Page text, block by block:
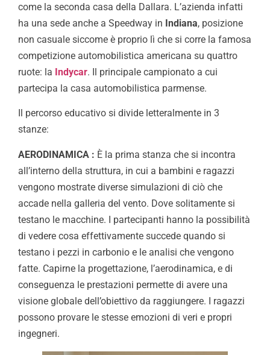
come la seconda casa della Dallara. L’azienda infatti
ha una sede anche a Speedway in Indiana, posizione
non casuale siccome è proprio lì che si corre la famosa
competizione automobilistica americana su quattro
ruote: la Indycar. Il principale campionato a cui
partecipa la casa automobilistica parmense.
Il percorso educativo si divide letteralmente in 3
stanze:
AERODINAMICA : È la prima stanza che si incontra
all’interno della struttura, in cui a bambini e ragazzi
vengono mostrate diverse simulazioni di ciò che
accade nella galleria del vento. Dove solitamente si
testano le macchine. I partecipanti hanno la possibilità
di vedere cosa effettivamente succede quando si
testano i pezzi in carbonio e le analisi che vengono
fatte. Capirne la progettazione, l’aerodinamica, e di
conseguenza le prestazioni permette di avere una
visione globale dell’obiettivo da raggiungere. I ragazzi
possono provare le stesse emozioni di veri e propri
ingegneri.